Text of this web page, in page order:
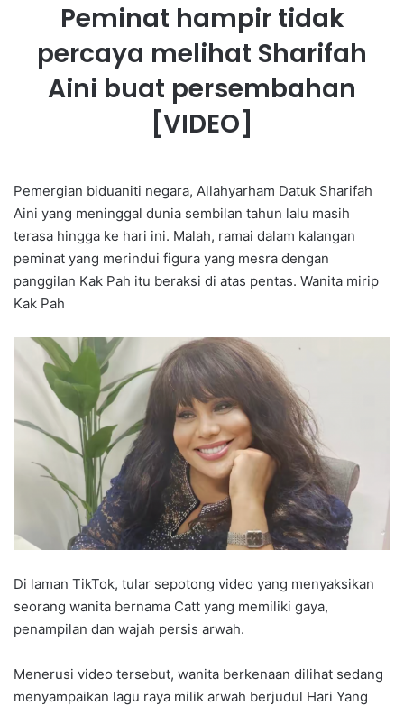
Peminat hampir tidak
percaya melihat Sharifah
Aini buat persembahan
[VIDEO]
Pemergian biduaniti negara, Allahyarham Datuk Sharifah
Aini yang meninggal dunia sembilan tahun lalu masih
terasa hingga ke hari ini. Malah, ramai dalam kalangan
peminat yang merindui figura yang mesra dengan
panggilan Kak Pah itu beraksi di atas pentas. Wanita mirip
Kak Pah
Di laman TikTok, tular sepotong video yang menyaksikan
seorang wanita bernama Catt yang memiliki gaya,
penampilan dan wajah persis arwah.
Menerusi video tersebut, wanita berkenaan dilihat sedang
menyampaikan lagu raya milik arwah berjudul Hari Yang